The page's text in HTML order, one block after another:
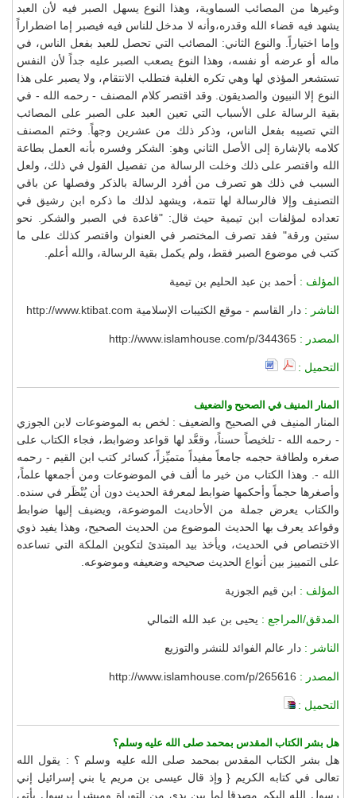
وغيرها من المصائب السماوية، وهذا النوع يسهل الصبر فيه لأن العبد
يشهد فيه قضاء الله وقدره،وأنه لا مدخل للناس فيه فيصبر إما اضطراراً
وإما اختياراً. والنوع الثاني: المصائب التي تحصل للعبد بفعل الناس، في
ماله أو عرضه أو نفسه، وهذا النوع يصعب الصبر عليه جداً لأن النفس
تستشعر المؤذي لها وهي تكره الغلبة فتطلب الانتقام، ولا يصبر على هذا
النوع إلا النبيون والصديقون. وقد اقتصر كلام المصنف - رحمه الله - في
بقية الرسالة على الأسباب التي تعين العبد على الصبر على المصائب
التي تصيبه بفعل الناس، وذكر ذلك من عشرين وجهاً. وختم المصنف
كلامه بالإشارة إلى الأصل الثاني وهو: الشكر وفسره بأنه العمل بطاعة
الله واقتصر على ذلك وخلت الرسالة من تفصيل القول في ذلك، ولعل
السبب في ذلك هو تصرف من أفرد الرسالة بالذكر وفصلها عن باقي
التصنيف وإلا فالرسالة لها تتمة، ويشهد لذلك ما ذكره ابن رشيق في
تعداده لمؤلفات ابن تيمية حيث قال: "قاعدة في الصبر والشكر. نحو
ستين ورقة" فقد تصرف المختصر في العنوان واقتصر كذلك على ما
كتب في موضوع الصبر فقط، ولم يكمل بقية الرسالة، والله أعلم.
المؤلف : أحمد بن عبد الحليم بن تيمية
الناشر : دار القاسم - موقع الكتيبات الإسلامية http://www.ktibat.com
المصدر : http://www.islamhouse.com/p/344365
التحميل :
المنار المنيف في الصحيح والضعيف
المنار المنيف في الصحيح والضعيف : لخص به الموضوعات لابن الجوزي
- رحمه الله - تلخيصاً حسناً، وقعَّد لها قواعد وضوابط، فجاء الكتاب على
صغره ولطافة حجمه جامعاً مفيداً متميِّزاً، كسائر كتب ابن القيم - رحمه
الله -. وهذا الكتاب من خير ما ألف في الموضوعات ومن أجمعها علماً،
وأصغرها حجماً وأحكمها ضوابط لمعرفة الحديث دون أن يُنْظَر في سنده.
والكتاب يعرض جملة من الأحاديث الموضوعة، ويضيف إليها ضوابط
وقواعد يعرف بها الحديث الموضوع من الحديث الصحيح، وهذا يفيد ذوي
الاختصاص في الحديث، ويأخذ بيد المبتدئ لتكوين الملكة التي تساعده
على التمييز بين أنواع الحديث صحيحه وضعيفه وموضوعه.
المؤلف : ابن قيم الجوزية
المدقق/المراجع : يحيى بن عبد الله الثمالي
الناشر : دار عالم الفوائد للنشر والتوزيع
المصدر : http://www.islamhouse.com/p/265616
التحميل :
هل بشر الكتاب المقدس بمحمد صلى الله عليه وسلم؟
هل بشر الكتاب المقدس بمحمد صلى الله عليه وسلم ؟ : يقول الله
تعالى في كتابه الكريم { وإذ قال عيسى بن مريم يا بني إسرائيل إني
رسول الله إليكم مصدقا لما بين يدي من التوراة ومبشرا برسول يأتي